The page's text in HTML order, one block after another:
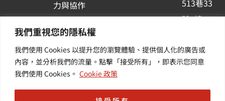
我們重視您的隱私權
我們使用 Cookies 以提升您的瀏覽體驗、提供個人化的廣告或
內容，並分析我們的流量。點擊「接受所有」，即表示您同意
我們使用 Cookies。 Cookie 政策
力與協作
台應用
其他／加
值服務
a
r
513巷33
號6樓
新訊 | 提
供您最新